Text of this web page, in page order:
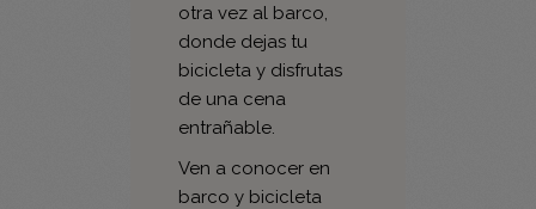
bicicleta y disfrutas
de una cena
entrañable.
Ven a conocer en
barco y bicicleta
una bonita parte de
Holanda, no sólo